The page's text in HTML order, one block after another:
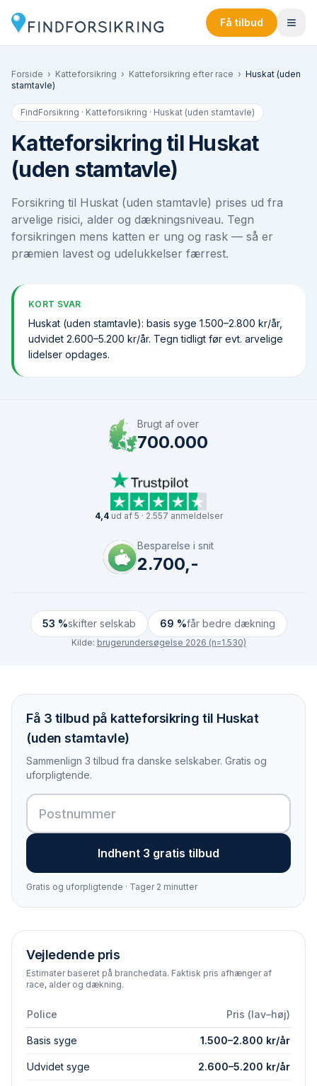
Få tilbud
Forside › Katteforsikring › Katteforsikring efter race › Huskat (uden
stamtavle)
FindForsikring · Katteforsikring · Huskat (uden stamtavle)
Katteforsikring til Huskat
(uden stamtavle)
Forsikring til Huskat (uden stamtavle) prises ud fra
arvelige risici, alder og dækningsniveau. Tegn
forsikringen mens katten er ung og rask — så er
præmien lavest og udelukkelser færrest.
KORT SVAR
Huskat (uden stamtavle): basis syge 1.500–2.800 kr/år,
udvidet 2.600–5.200 kr/år. Tegn tidligt før evt. arvelige
lidelser opdages.
Brugt af over
700.000
4,4ud af 5 · 2.557 anmeldelser
Besparelse i snit
2.700,-
53 %skifter selskab 69 %får bedre dækning
Kilde: brugerundersøgelse 2026 (n=1.530)
Få 3 tilbud på katteforsikring til Huskat
(uden stamtavle)
Sammenlign 3 tilbud fra danske selskaber. Gratis og
uforpligtende.
Indhent 3 gratis tilbud
Gratis og uforpligtende · Tager 2 minutter
Vejledende pris
Estimater baseret på branchedata. Faktisk pris afhænger af
race, alder og dækning.
Police Pris (lav–høj)
Basis syge 1.500–2.800 kr/år
Udvidet syge 2.600–5.200 kr/år